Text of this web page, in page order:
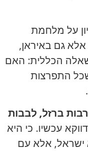
על מלחמת
גם באיראן,
הכללית: האם
התפרצות
ברזל, לבבות
עכשיו. כי היא
ישראל, אלא עם